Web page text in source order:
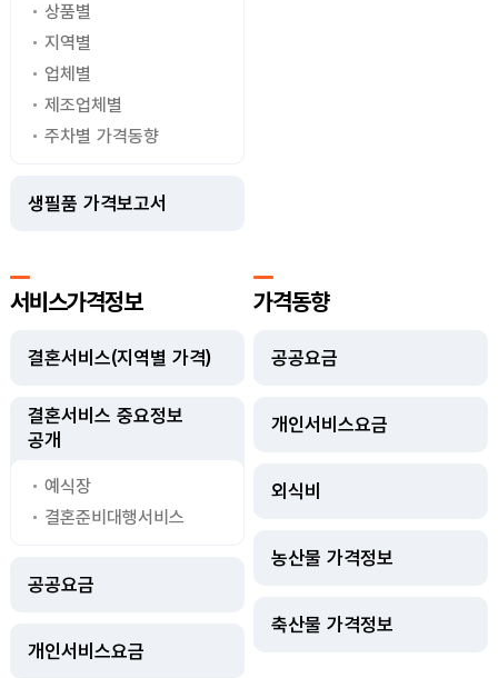
상품별
지역별
업체별
제조업체별
주차별 가격동향
생필품 가격보고서
서비스가격정보
결혼서비스(지역별 가격)
결혼서비스 중요정보
공개
예식장
결혼준비대행서비스
공공요금
개인서비스요금
가격동향
공공요금
개인서비스요금
외식비
농산물 가격정보
축산물 가격정보